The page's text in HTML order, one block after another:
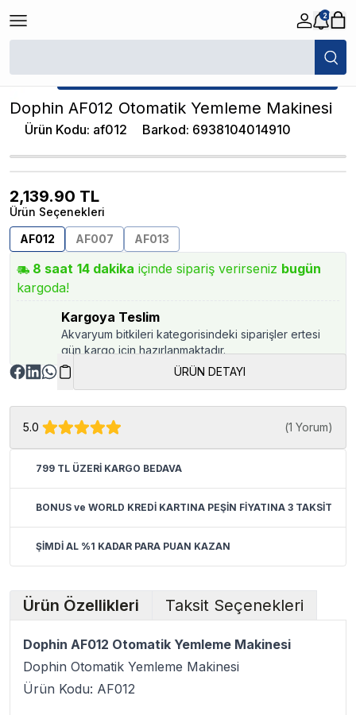
2
/ Dophin AF012 Otomatik
★ Atakan Petshop, Dophin yetkili satıcısıdır.
Dophin AF012 Otomatik Yemleme Makinesi
Ürün Kodu: af012 Barkod: 6938104014910
2,139.90 TL
Ürün Seçenekleri
AF012
AF007 AF013
8 saat 14 dakika içinde sipariş verirseniz bugün
kargoda!
Kargoya Teslim
Akvaryum bitkileri kategorisindeki siparişler ertesi
gün kargo için hazırlanmaktadır.
ÜRÜN DETAYI
5.0 (1 Yorum)
799 TL ÜZERİ KARGO BEDAVA
BONUS ve WORLD KREDİ KARTINA PEŞİN FİYATINA 3 TAKSİT
ŞİMDİ AL %1 KADAR PARA PUAN KAZAN
Ürün Özellikleri Taksit Seçenekleri
Dophin AF012 Otomatik Yemleme Makinesi
Dophin Otomatik Yemleme Makinesi
Ürün Kodu: AF012